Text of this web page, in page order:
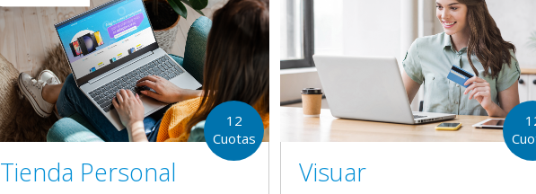
12
Cuotas
Tienda Personal Visuar